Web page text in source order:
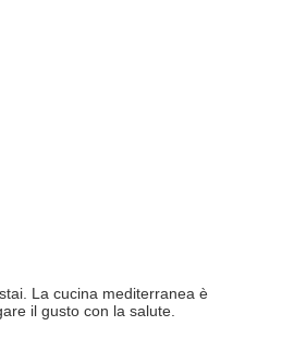
La cucina mediterranea è
il gusto con la salute.